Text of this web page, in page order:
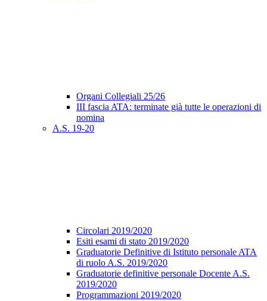
Organi Collegiali 25/26
III fascia ATA: terminate già tutte le operazioni di
nomina
A.S. 19-20
Circolari 2019/2020
Esiti esami di stato 2019/2020
Graduatorie Definitive di Istituto personale ATA
di ruolo A.S. 2019/2020
Graduatorie definitive personale Docente A.S.
2019/2020
Programmazioni 2019/2020